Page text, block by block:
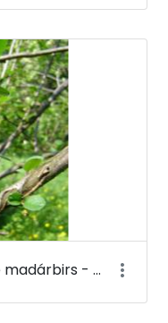
Cotoneaster niger - Fekete madárbirs - Budai Arborétum